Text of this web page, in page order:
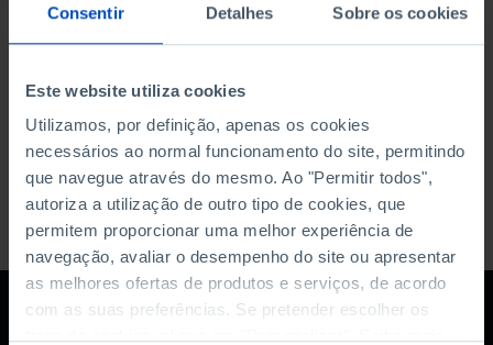
Consentir Detalhes Sobre os cookies
Este website utiliza cookies
Utilizamos, por definição, apenas os cookies
necessários ao normal funcionamento do site, permitindo
que navegue através do mesmo. Ao "Permitir todos",
autoriza a utilização de outro tipo de cookies, que
permitem proporcionar uma melhor experiência de
navegação, avaliar o desempenho do site ou apresentar
as melhores ofertas de produtos e serviços, de acordo
com as suas preferências. Se pretender escolher os
DATA DE FIM